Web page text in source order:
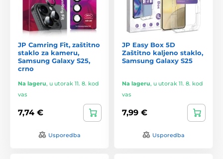
JP Camring Fit, zaštitno
staklo za kameru,
Samsung Galaxy S25,
crno
Na lageru, u utorak 11. 8. kod
vas
7,74 €
Usporedba
JP Easy Box 5D
Zaštitno kaljeno staklo,
Samsung Galaxy S25
Na lageru, u utorak 11. 8. kod
vas
7,99 €
Usporedba